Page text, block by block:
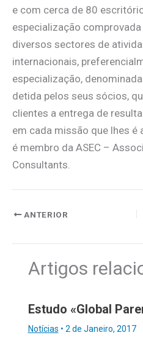
e com cerca de 80
especialização
diversos sectores de
internacionais,
especialização,
detida pelos seus sócios,
clientes a entrega de
em cada missão que lhes é
é membro da ASEC –
Consultants.
ANTERIOR
Artigos
Estudo «Global
Notícias • 2 de Janeiro, 2017